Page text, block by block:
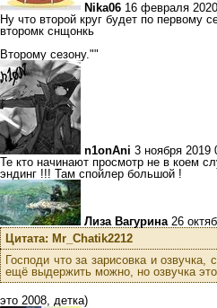
Nika06 16 февраля
Ну что второй круг будет по первому
второмк снщонкь
Второму сезону.""
n1onAni 3 ноября 2019
Те кто начинают просмотр не в коем
эндинг !!! Там спойлер большой !
Лиза Вагурина 26
Цитата: Mr_Chatik2212
Господи что за зарисовка и озвучка,
ещё выдержить можно, но озвучка это
это 2008, детка)